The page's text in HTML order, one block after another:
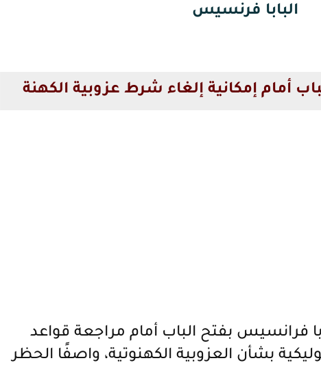
البابا فرنسيس
أمام إمكانية إلغاء شرط عزوبية الكهنة
فرانسيس بفتح الباب أمام مراجعة قواعد
بشأن العزوبية الكهنوتية، واصفًا الحظر